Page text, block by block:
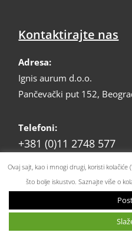
Kontaktirajte nas
Adresa:
Ignis aurum d.o.o.
Pančevački put 152,
Telefoni:
+381 (0)11 2748 577
+381 (0)60 500 3333
+381 (0)60 600 3333
prodaja@ignis.rs
Ovaj sajt, kao i mnogi drugi, koristi
što bolje iskustvo. Saznajte više o